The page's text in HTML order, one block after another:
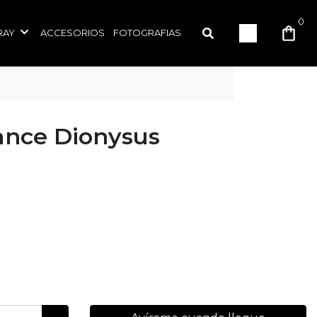
ACCESORIOS FOTOGRAFIAS
0
Dionysus